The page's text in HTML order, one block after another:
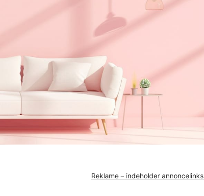
Reklame – indeholder annoncelinks